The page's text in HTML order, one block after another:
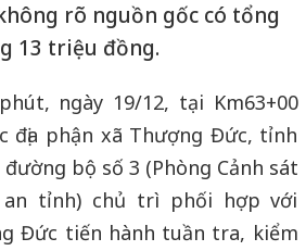
rõ nguồn gốc có tổng
13 triệu đồng.
ngày 19/12, tại Km63+00
địa phận xã Thượng Đức, tỉnh
đường bộ số 3 (Phòng Cảnh sát
an tỉnh) chủ trì phối hợp với
Đức tiến hành tuần tra, kiểm